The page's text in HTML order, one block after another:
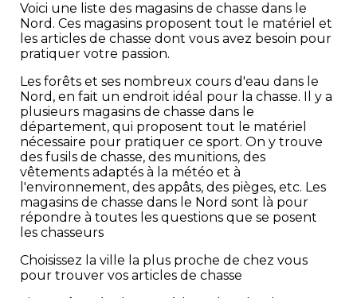
Voici une liste des magasins de chasse dans le
Nord. Ces magasins proposent tout le matériel et
les articles de chasse dont vous avez besoin pour
pratiquer votre passion.
Les forêts et ses nombreux cours d'eau dans le
Nord, en fait un endroit idéal pour la chasse. Il y a
plusieurs magasins de chasse dans le
département, qui proposent tout le matériel
nécessaire pour pratiquer ce sport. On y trouve
des fusils de chasse, des munitions, des
vêtements adaptés à la météo et à
l'environnement, des appâts, des pièges, etc. Les
magasins de chasse dans le Nord sont là pour
répondre à toutes les questions que se posent
les chasseurs
Choisissez la ville la plus proche de chez vous
pour trouver vos articles de chasse